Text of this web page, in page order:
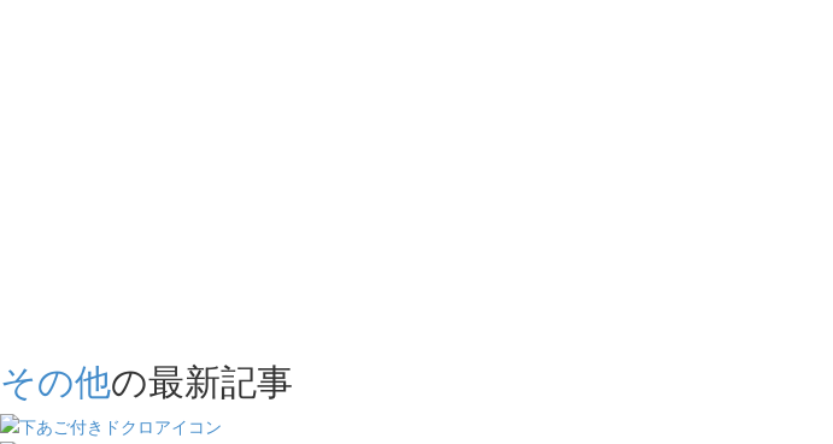
その他の最新記事